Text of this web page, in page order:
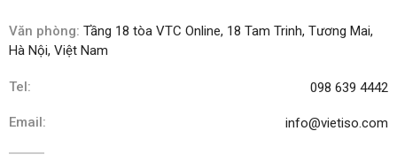
Văn phòng: Tầng 18 tòa VTC Online, 18 Tam Trinh, Tương Mai,
Hà Nội, Việt Nam
Tel: 098 639 4442
Email: info@vietiso.com